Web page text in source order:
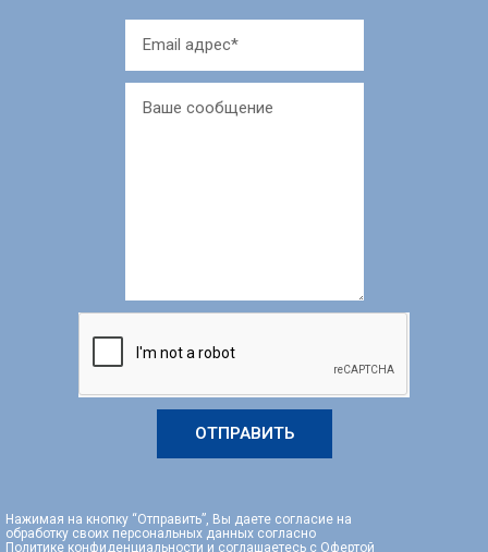
ОТПРАВИТЬ
Нажимая на кнопку “Отправить”, Вы даете согласие на
обработку своих персональных данных согласно
Политике конфиденциальности и соглашаетесь с Офертой